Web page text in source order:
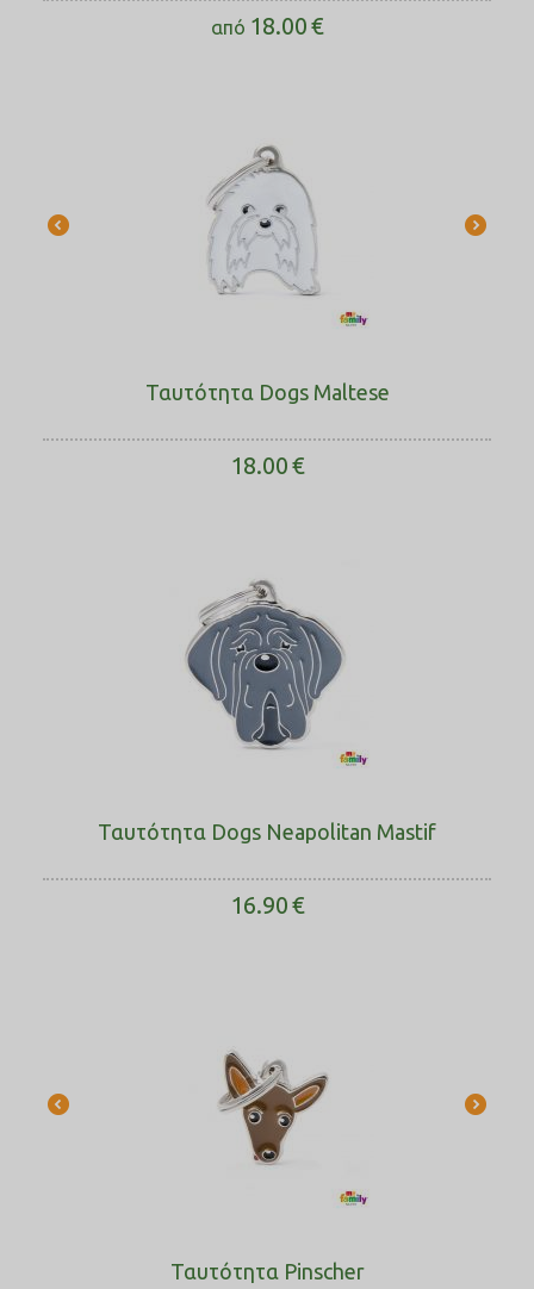
από 18.00€
Ταυτότητα Dogs Maltese
18.00€
Ταυτότητα Dogs Neapolitan Mastif
16.90€
Ταυτότητα Pinscher